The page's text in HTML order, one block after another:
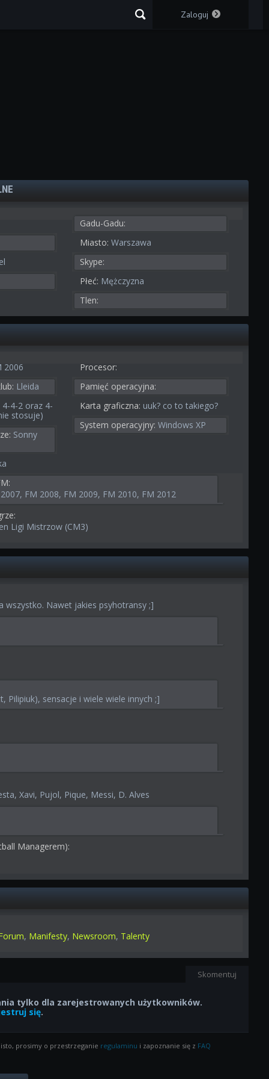
Zaloguj
Gadu-Gadu:
Miasto: Warszawa
Skype:
Płeć: Mężczyzna
Tlen:
2006
Lleida
4-2 oraz 4-
stosuje)
Sonny
Procesor:
Pamięć operacyjna:
Karta graficzna: uuk? co to takiego?
System operacyjny: Windows XP
FM 2008, FM 2009, FM 2010, FM 2012
Ligi Mistrzow (CM3)
wszystko. Nawet jakies psyhotransy ;]
Pilipiuk), sensacje i wiele wiele innych ;]
Xavi, Pujol, Pique, Messi, D. Alves
Managerem):
, Manifesty, Newsroom, Talenty
Skomentuj
tylko dla zarejestrowanych użytkowników.
się.
prosimy o przestrzeganie regulaminu i zapoznanie się z FAQ